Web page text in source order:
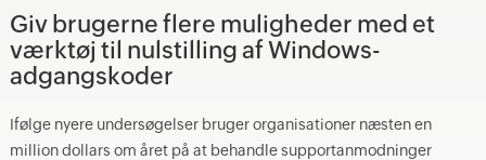
Giv brugerne flere muligheder med et
værktøj til nulstilling af Windows-
adgangskoder
Ifølge nyere undersøgelser bruger organisationer næsten en
million dollars om året på at behandle supportanmodninger